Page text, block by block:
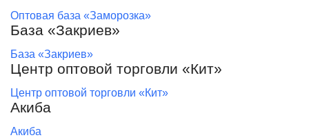
Оптовая база «Заморозка»
База «Закриев»
База «Закриев»
Центр оптовой торговли «Кит»
Центр оптовой торговли «Кит»
Акиба
Акиба